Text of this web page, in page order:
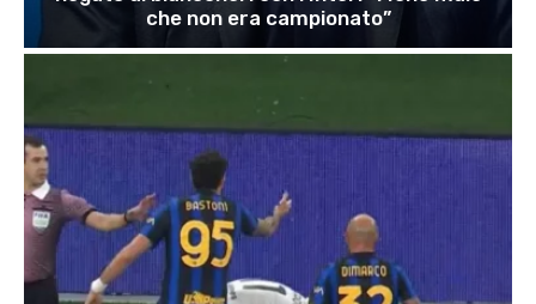
che non era campionato”